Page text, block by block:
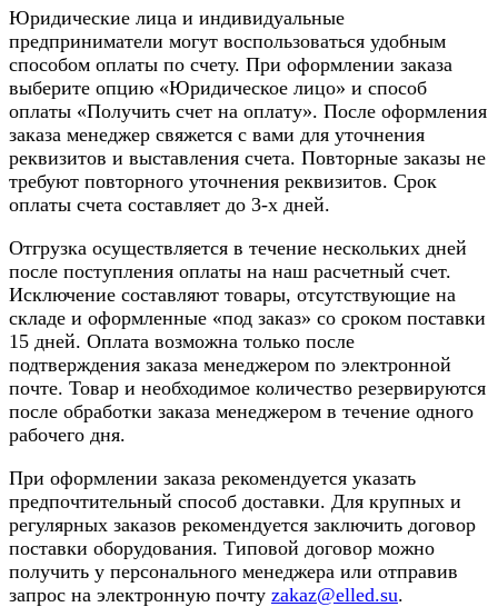
Юридические лица и индивидуальные
предприниматели могут воспользоваться удобным
способом оплаты по счету. При оформлении заказа
выберите опцию «Юридическое лицо» и способ
оплаты «Получить счет на оплату». После оформления
заказа менеджер свяжется с вами для уточнения
реквизитов и выставления счета. Повторные заказы не
требуют повторного уточнения реквизитов. Срок
оплаты счета составляет до 3-х дней.
Отгрузка осуществляется в течение нескольких дней
после поступления оплаты на наш расчетный счет.
Исключение составляют товары, отсутствующие на
складе и оформленные «под заказ» со сроком поставки
15 дней. Оплата возможна только после
подтверждения заказа менеджером по электронной
почте. Товар и необходимое количество резервируются
после обработки заказа менеджером в течение одного
рабочего дня.
При оформлении заказа рекомендуется указать
предпочтительный способ доставки. Для крупных и
регулярных заказов рекомендуется заключить договор
поставки оборудования. Типовой договор можно
получить у персонального менеджера или отправив
запрос на электронную почту zakaz@elled.su.